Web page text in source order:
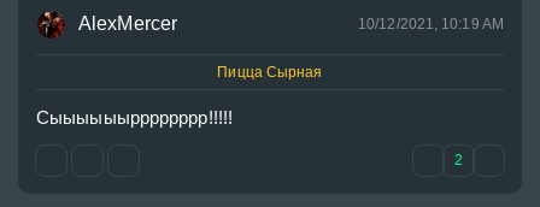
AlexMercer 10/12/2021, 10:19 AM
Пицца Сырная
Сыыыыыырррррррр!!!!!
2